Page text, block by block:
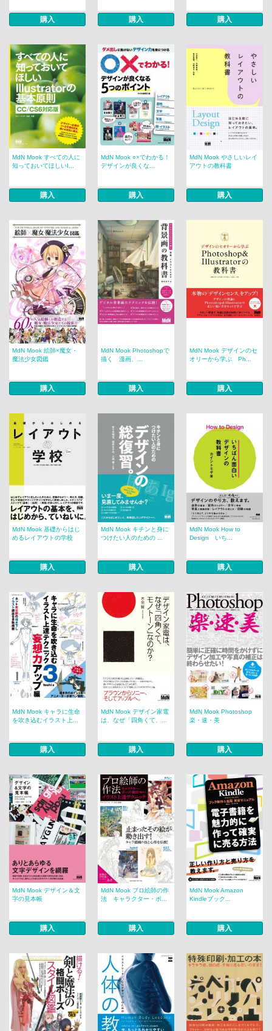
購入 購入 購入
MdN Mook すべての人に
知っておいてほしいI...
購入
MdN Mook ○×でわかる！
デザインが良くな...
購入
MdN Mook やさしいレイ
アウトの教科書
購入
MdN Mook 絵師×魔女・
魔法少女図鑑
購入
MdN Mook Photoshopで
描く 漫画、...
購入
MdN Mook デザインのセ
オリーから学ぶ Ph...
購入
MdN Mook 基礎からはじ
めるレイアウトの学校
購入
MdN Mook キチンと身に
つけたい人のための ...
購入
MdN Mook How to
Design いち...
購入
MdN Mook キャラに生命
を吹き込むイラスト上...
購入
MdN Mook デザイン家電
は、なぜ「四角くて、...
購入
MdN Mook Photoshop
楽・速・美
購入
MdN Mook デザイン＆文
字の見本帳
購入
MdN Mook プロ絵師の作
法 キャラクター・ポ...
購入
MdN Mook Amazon
Kindleブック...
購入